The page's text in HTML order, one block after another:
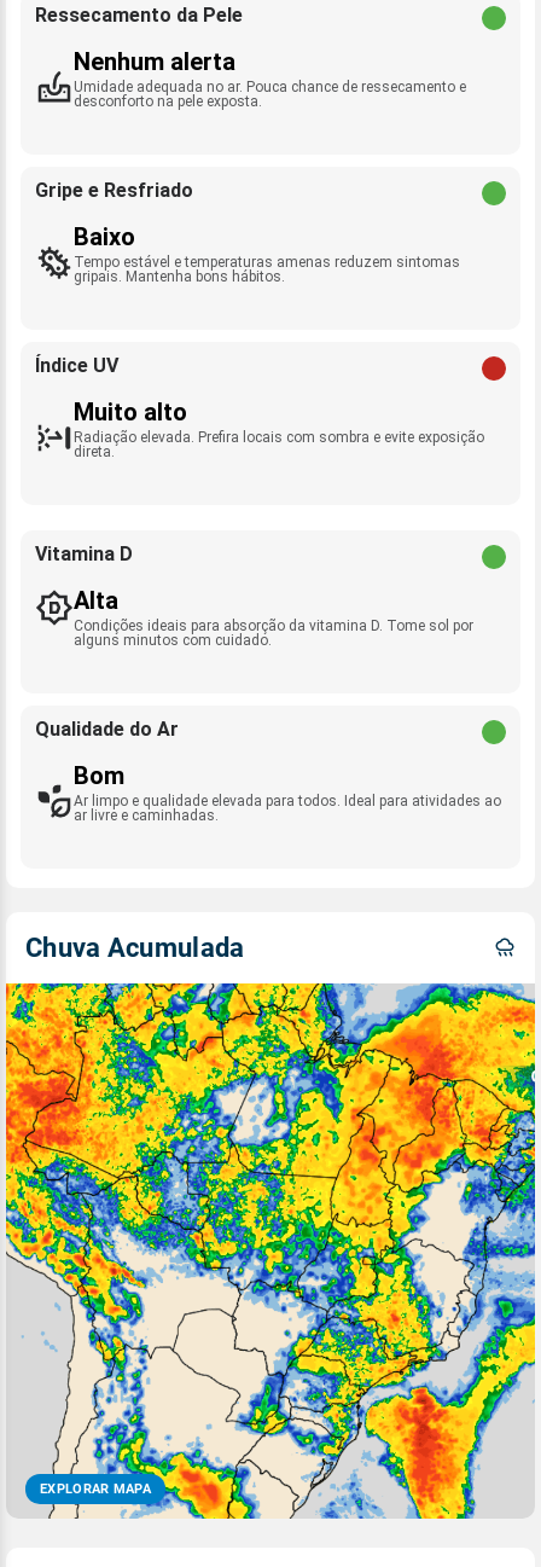
Ressecamento da Pele
Nenhum alerta
Umidade adequada no ar. Pouca chance de ressecamento e
desconforto na pele exposta.
Gripe e Resfriado
Baixo
Tempo estável e temperaturas amenas reduzem sintomas
gripais. Mantenha bons hábitos.
Índice UV
Muito alto
Radiação elevada. Prefira locais com sombra e evite exposição
direta.
Vitamina D
Alta
Condições ideais para absorção da vitamina D. Tome sol por
alguns minutos com cuidado.
Qualidade do Ar
Bom
Ar limpo e qualidade elevada para todos. Ideal para atividades ao
ar livre e caminhadas.
Chuva Acumulada
EXPLORAR MAPA